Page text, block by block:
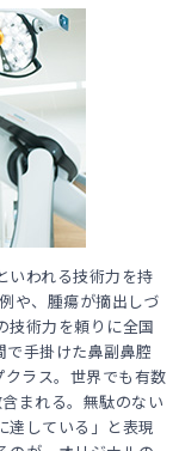
いわれる技術力を持
や、腫瘍が摘出しづ
技術力を頼りに全国
手掛けた鼻副鼻腔
ラス。世界でも有数
まれる。無駄のない
達している」と表現